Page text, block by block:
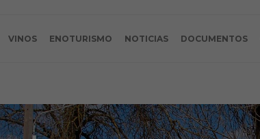
VINOS ENOTURISMO NOTICIAS DOCUMENTOS